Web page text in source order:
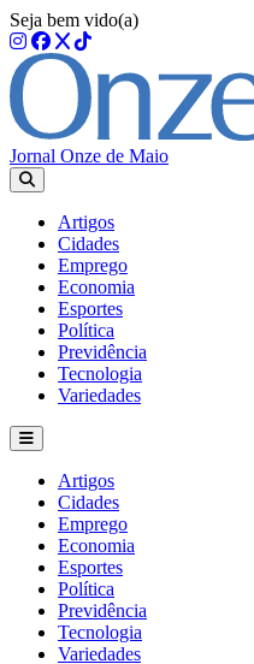
Seja bem vido(a)
Jornal Onze de Maio
Artigos
Cidades
Emprego
Economia
Esportes
Política
Previdência
Tecnologia
Variedades
Artigos
Cidades
Emprego
Economia
Esportes
Política
Previdência
Tecnologia
Variedades